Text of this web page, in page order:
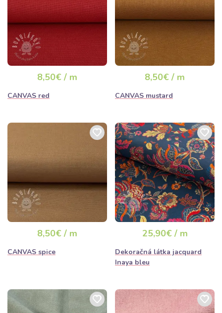
8,50€ / m
CANVAS red
8,50€ / m
CANVAS mustard
8,50€ / m
CANVAS spice
25,90€ / m
Dekoračná látka jacquard
Inaya bleu